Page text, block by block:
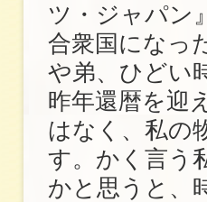
ツ・ジャパン
合衆国になっ
や弟、ひどい
昨年還暦を迎
はなく、私の
す。かく言う
かと思うと、